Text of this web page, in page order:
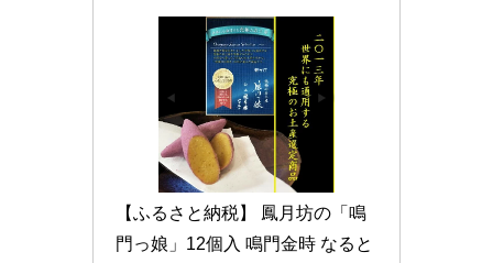
【ふるさと納税】 鳳月坊の「鳴
門っ娘」12個入 鳴門金時 なると